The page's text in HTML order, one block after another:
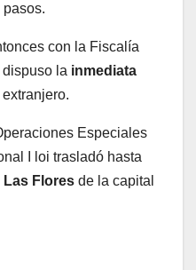
pasos.
con la Fiscalía
la inmediata
Especiales
I loi trasladó hasta
Las Flores de la capital